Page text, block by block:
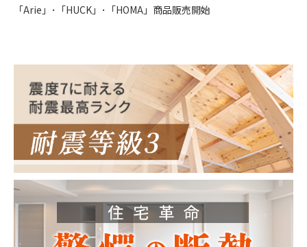
「Arie」･「HUCK」･「HOMA」商品販売開始